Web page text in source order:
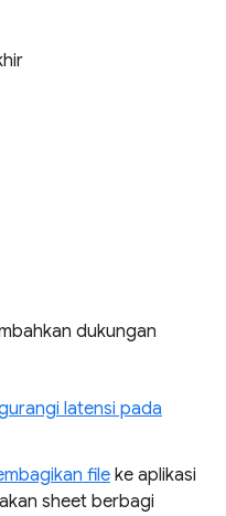
dukungan
latensi pada
file ke aplikasi
sheet berbagi